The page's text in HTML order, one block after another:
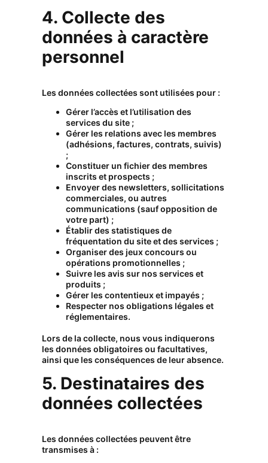
4. Collecte des
données à caractère
personnel
Les données collectées sont utilisées pour :
Gérer l’accès et l’utilisation des
services du site ;
Gérer les relations avec les membres
(adhésions, factures, contrats, suivis)
;
Constituer un fichier des membres
inscrits et prospects ;
Envoyer des newsletters, sollicitations
commerciales, ou autres
communications (sauf opposition de
votre part) ;
Établir des statistiques de
fréquentation du site et des services ;
Organiser des jeux concours ou
opérations promotionnelles ;
Suivre les avis sur nos services et
produits ;
Gérer les contentieux et impayés ;
Respecter nos obligations légales et
réglementaires.
Lors de la collecte, nous vous indiquerons
les données obligatoires ou facultatives,
ainsi que les conséquences de leur absence.
5. Destinataires des
données collectées
Les données collectées peuvent être
transmises à :